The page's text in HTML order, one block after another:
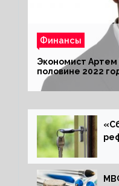
Финансы
Экономист Артем
половине 2022
комфортный курс